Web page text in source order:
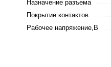
Назначение разъема
Покрытие контактов
Рабочее напряжение,В